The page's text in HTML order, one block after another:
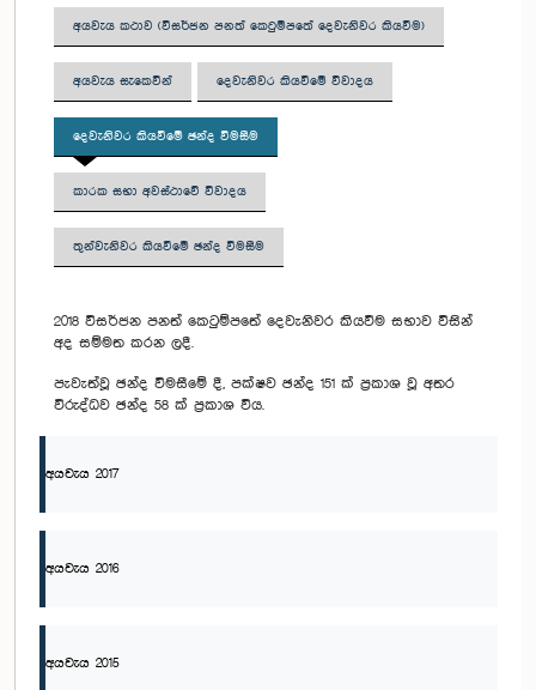
අයවැය කථාව (විසර්ජන පනත් කෙටුම්පතේ දෙවැනිවර කියවීම)
අයවැය සැකෙවින් දෙවැනිවර කියවීමේ විවාදය
දෙවැනිවර කියවීමේ ඡන්ද විමසීම
කාරක සභා අවස්ථාවේ විවාදය
තුන්වැනිවර කියවීමේ ඡන්ද විමසීම
2018 විසර්ජන පනත් කෙටුම්පතේ දෙවැනිවර කියවීම සභාව විසින්
අද සම්මත කරන ලදී.
පැවැත්වූ ඡන්ද විමසීමේ දී, පක්ෂව ඡන්ද 151 ක් ප්‍රකාශ වූ අතර
විරුද්ධව ඡන්ද 58 ක් ප්‍රකාශ විය.
අයවැය 2017
අයවැය 2016
අයවැය 2015